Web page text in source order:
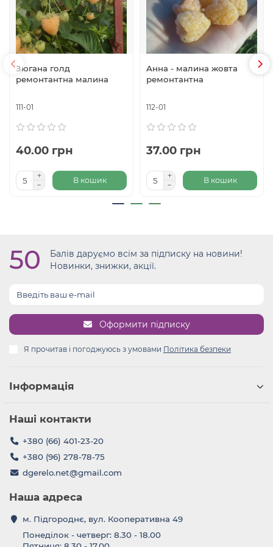
Зюгана голд
ремонтантна малина
111-01
40.00 грн
В кошик
Анна - малина жовта
ремонтантна
112-01
37.00 грн
В кошик
50
Балів даруємо всім за підписку на новини!
Новинки, знижки, акції.
Оформити підписку
Я прочитав і погоджуюсь з умовами Політика безпеки
Інформація
Наші контакти
+380 (66) 401-23-20
+380 (96) 278-78-75
dgerelo.net@gmail.com
Наша адреса
м. Підгороднє, вул. Кооперативна 49
Понеділок - четверг: 8.30 - 18.00